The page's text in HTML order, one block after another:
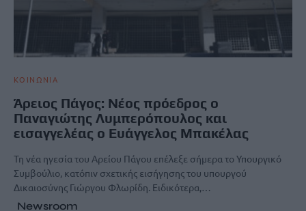
ΚΟΙΝΩΝΙΑ
Άρειος Πάγος: Νέος πρόεδρος ο
Παναγιώτης Λυμπερόπουλος και
εισαγγελέας ο Ευάγγελος Μπακέλας
Τη νέα ηγεσία του Αρείου Πάγου επέλεξε σήμερα το Υπουργικό
Συμβούλιο, κατόπιν σχετικής εισήγησης του υπουργού
Δικαιοσύνης Γιώργου Φλωρίδη. Ειδικότερα,…
Newsroom